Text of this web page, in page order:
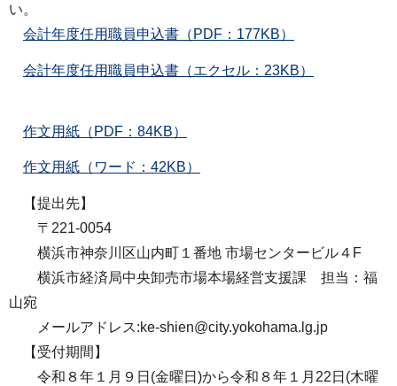
い。
会計年度任用職員申込書（PDF：177KB）
会計年度任用職員申込書（エクセル：23KB）
作文用紙（PDF：84KB）
作文用紙（ワード：42KB）
【提出先】
〒221-0054
横浜市神奈川区山内町１番地 市場センタービル４F
横浜市経済局中央卸売市場本場経営支援課 担当：福
山宛
メールアドレス:ke-shien@city.yokohama.lg.jp
【受付期間】
令和８年１月９日(金曜日)から令和８年１月22日(木曜